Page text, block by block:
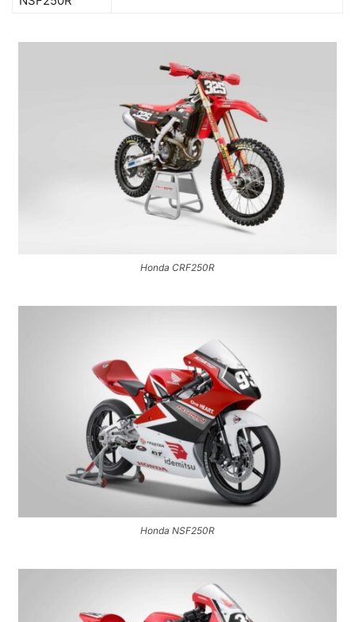
Honda CRF250R
Honda NSF250R